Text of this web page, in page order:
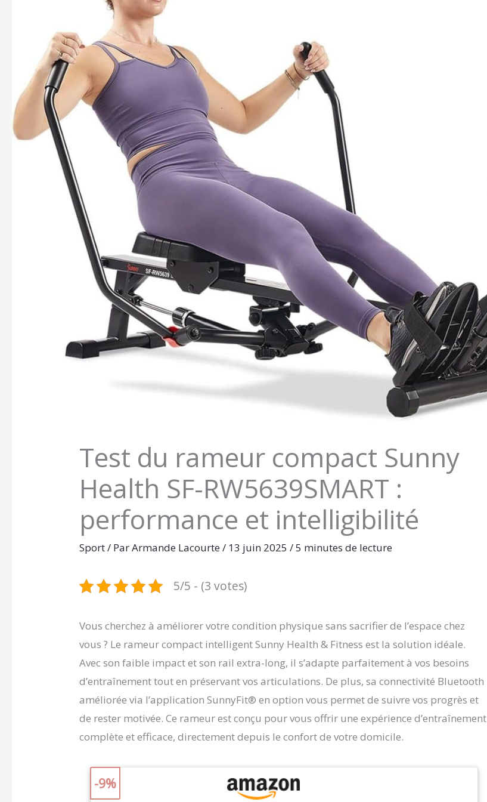
Test du rameur compact Sunny
Health SF-RW5639SMART :
performance et intelligibilité
Sport/ ParArmande Lacourte/ 13 juin 2025/5 minutes de lecture
5/5 - (3 votes)
Vous cherchez à améliorer votre condition physique sans sacrifier de l’espace chez
vous ? Le rameur compact intelligent Sunny Health & Fitness est la solution idéale.
Avec son faible impact et son rail extra-long, il s’adapte parfaitement à vos besoins
d’entraînement tout en préservant vos articulations. De plus, sa connectivité Bluetooth
améliorée via l’application SunnyFit® en option vous permet de suivre vos progrès et
de rester motivée. Ce rameur est conçu pour vous offrir une expérience d’entraînement
complète et efficace, directement depuis le confort de votre domicile.
-9%